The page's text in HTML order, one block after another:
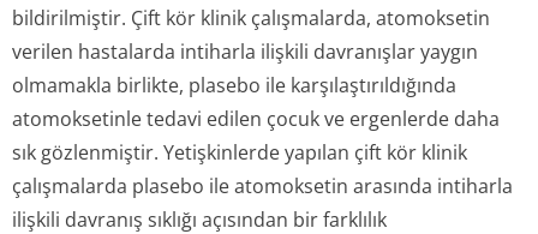
bildirilmiştir. Çift kör klinik çalışmalarda, atomoksetin
verilen hastalarda intiharla ilişkili davranışlar yaygın
olmamakla birlikte, plasebo ile karşılaştırıl­dığında
atomoksetinle tedavi edilen çocuk ve ergenlerde daha
sık gözlenmiştir. Yetişkinlerde yapılan çift kör klinik
çalışmalarda plasebo ile atomoksetin arasında intiharla
ilişkili davranış sıklığı açısından bir farklılık